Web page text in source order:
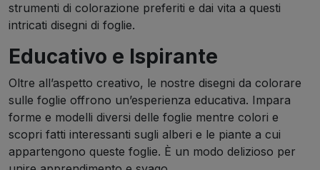
strumenti di colorazione preferiti e dai vita a questi
intricati disegni di foglie.
Educativo e Ispirante
Oltre all’aspetto creativo, le nostre disegni da colorare
sulle foglie offrono un’esperienza educativa. Impara
forme e modelli diversi delle foglie mentre colori e
scopri fatti interessanti sugli alberi e le piante a cui
appartengono queste foglie. È un modo delizioso per